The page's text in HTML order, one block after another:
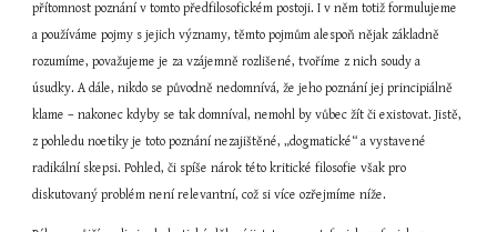
přítomnost poznání v tomto předfilosofickém postoji. I v něm totiž formulujeme
a používáme pojmy s jejich významy, těmto pojmům alespoň nějak základně
rozumíme, považujeme je za vzájemně rozlišené, tvoříme z nich soudy a
úsudky. A dále, nikdo se původně nedomnívá, že jeho poznání jej principiálně
klame – nakonec kdyby se tak domníval, nemohl by vůbec žít či existovat. Jistě,
z pohledu noetiky je toto poznání nezajištěné, „dogmatické“ a vystavené
radikální skepsi. Pohled, či spíše nárok této kritické filosofie však pro
diskutovaný problém není relevantní, což si více ozřejmíme níže.